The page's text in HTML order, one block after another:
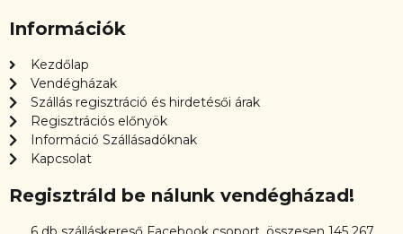
Információk
Kezdőlap
Vendégházak
Szállás regisztráció és hirdetésői árak
Regisztrációs előnyök
Információ Szállásadóknak
Kapcsolat
Regisztráld be nálunk vendégházad!